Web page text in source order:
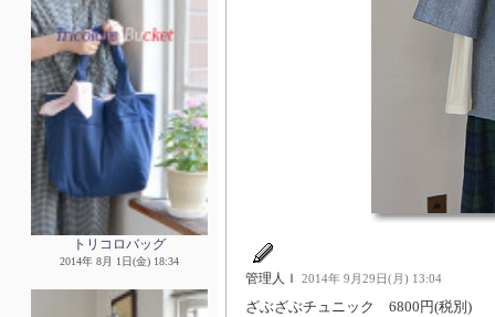
トリコロバッグ
2014年 8月 1日(金) 18:34
管理人Ｉ 2014年 9月29日(月) 13:04
ざぶざぶチュニック 6800円(税別)